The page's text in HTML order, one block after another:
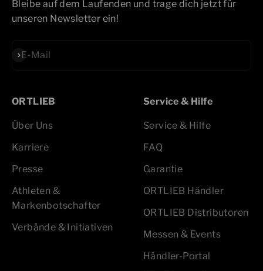
Bleibe auf dem Laufenden und trage dich jetzt für
unseren Newsletter ein!
E-Mail
Abonnieren
ORTLIEB
Über Uns
Karriere
Presse
Athleten &
Markenbotschafter
Verbände & Initiativen
Service & Hilfe
Service & Hilfe
FAQ
Garantie
ORTLIEB Händler
ORTLIEB Distributoren
Messen & Events
Händler-Portal